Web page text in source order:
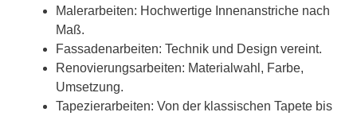
Malerarbeiten: Hochwertige Innenanstriche nach
Maß.
Fassadenarbeiten: Technik und Design vereint.
Renovierungsarbeiten: Materialwahl, Farbe,
Umsetzung.
Tapezierarbeiten: Von der klassischen Tapete bis